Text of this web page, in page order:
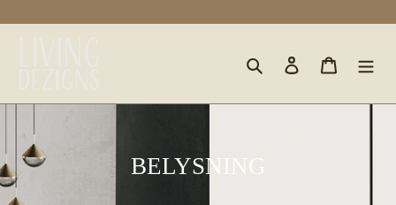
Søg Log ind
K
BELYSNING